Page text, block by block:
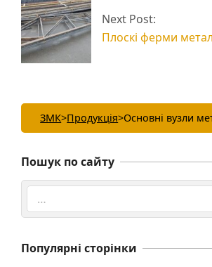
Next Post:
Плоскі ферми
ЗМК>Продукція>Основні вузли
Пошук по сайту
Search
Популярні сторінки